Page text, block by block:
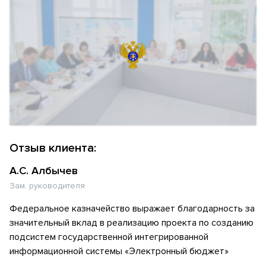
Отзыв клиента:
А.С. Албычев
Зам. руководителя
Федеральное казначейство выражает благодарность за
значительный вклад в реализацию проекта по созданию
подсистем государственной интегрированной
информационной системы «Электронный бюджет»